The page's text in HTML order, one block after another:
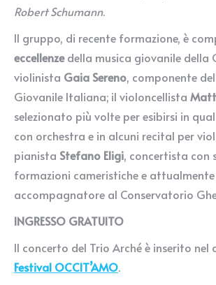
Robert Schumann.
Il gruppo, di recente formazione, è
eccellenzedella musica giovanile della
violinista Gaia Sereno, componente
Giovanile Italiana; il violoncellista
selezionato più volte per esibirsi in
con orchestra e in alcuni recital per
pianista Stefano Eligi, concertista con
formazioni cameristiche e
accompagnatore al Conservatorio
INGRESSO GRATUITO
Il concerto del Trio Arché è inserito nel
Festival OCCIT’AMO.